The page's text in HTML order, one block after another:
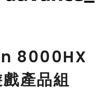
8000HX
產品組